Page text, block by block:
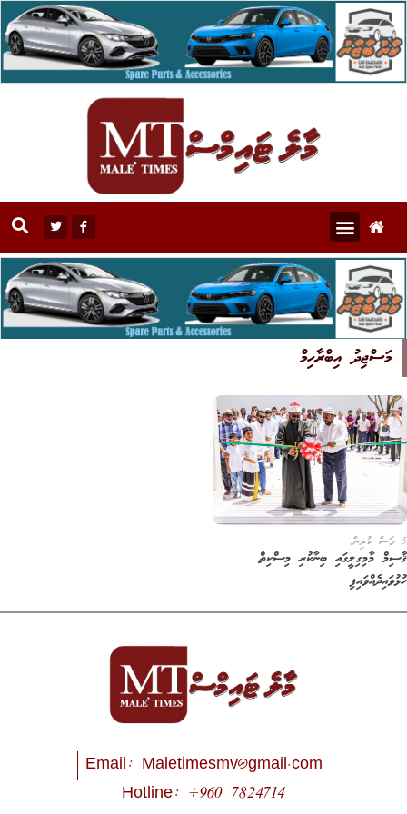
މަސްޖިދު އިބްރާހިމް
5 މަސް ކުރިން
ޤާސިމް މާމިގިލީގައި ބިނާކުރި މިސްކިތް
ހުޅުވައިދެއްވައިފި
Email: Maletimesmv@gmail.com
Hotline: +960 7824714